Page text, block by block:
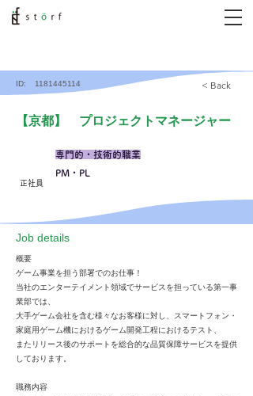
ID: 1181445114 < Back
【京都】 プロジェクトマネージャー
正社員
専門的・技術的職業
PM・PL
​Job details
概要
ゲーム事業を担う部署でのお仕事！
当社のエンターテイメント領域でサービスを担っている第一事
業部では、
大手ゲーム会社を含む様々なお客様に対し、スマートフォン・
家庭用ゲーム機におけるゲーム開発工程におけるテスト、
またリリース後のサポートを総合的な品質保障サービスを提供
しております。
職務内容